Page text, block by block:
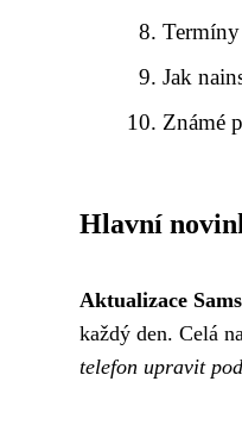
Jak
Známé
Hlavní
Aktualizace
každý den. Celá
telefon upravit